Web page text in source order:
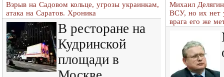
Взрыв на Садовом кольце, угрозы украинкам,
атака на Саратов. Хроника
В ресторане на
Кудринской
площади в
Михаил
ВСУ, но их нет
врага его же